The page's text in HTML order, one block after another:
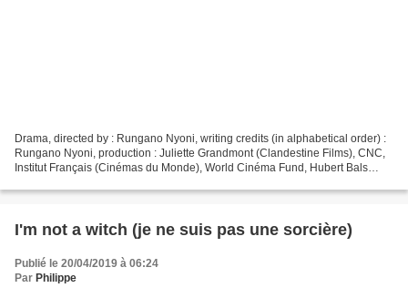
Drama, directed by : Rungano Nyoni, writing credits (in alphabetical order) :
Rungano Nyoni, production : Juliette Grandmont (Clandestine Films), CNC,
Institut Français (Cinémas du Monde), World Cinéma Fund, Hubert Bals
I'm not a witch (je ne suis pas une sorcière)
Publié le 20/04/2019 à 06:24
Par Philippe